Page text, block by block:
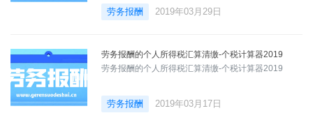
劳务报酬 2019年03月29日
劳务报酬的个人所得税汇算清缴-个税计算器2019
劳务报酬的个人所得税汇算清缴-个税计算器2019
劳务报酬 2019年03月17日